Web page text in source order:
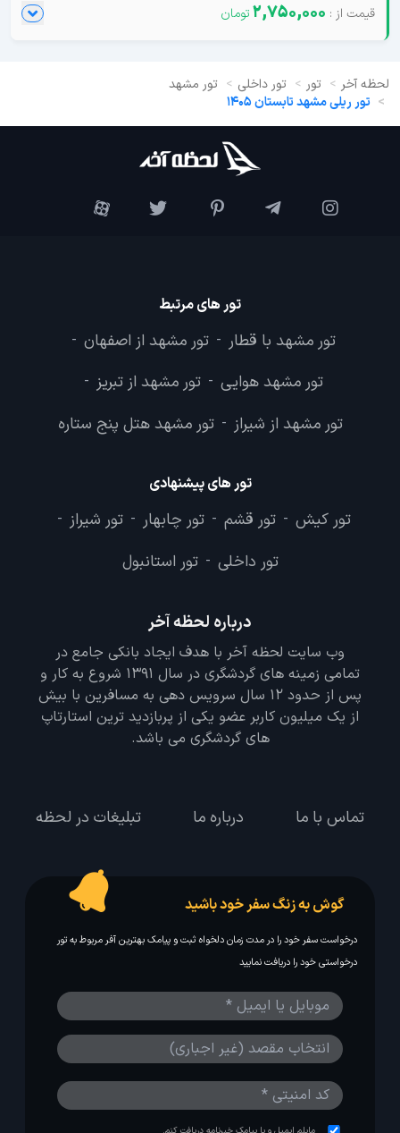
2,750,000
لحظه آخر تور تور داخلی
تور مشهد
تور ریلی مشهد تابستان 1405
تور های مرتبط
تور مشهد با قطار - تور مشهد از اصفهان -
تور مشهد هوایی - تور مشهد از تبریز -
تور مشهد از شیراز - تور مشهد هتل پنج ستاره
تور های پیشنهادی
تور کیش - تور قشم - تور چابهار - تور شیراز -
تور داخلی - تور استانبول
درباره لحظه آخر
وب سایت لحظه آخر با هدف ایجاد بانکی جامع در
تمامی زمینه های گردشگری در سال 1391 شروع به کار و
پس از حدود 12 سال سرویس دهی به مسافرین با بیش
از یک میلیون کاربر عضو یکی از پربازدید ترین استارتاپ
های گردشگری می باشد.
تماس با ما درباره ما تبلیغات در لحظه
گوش به زنگ سفر خود باشید
درخواست سفر خود را در مدت زمان دلخواه ثبت و پیامک بهترین آفر مربوط به تور
درخواستی خود را دریافت نمایید